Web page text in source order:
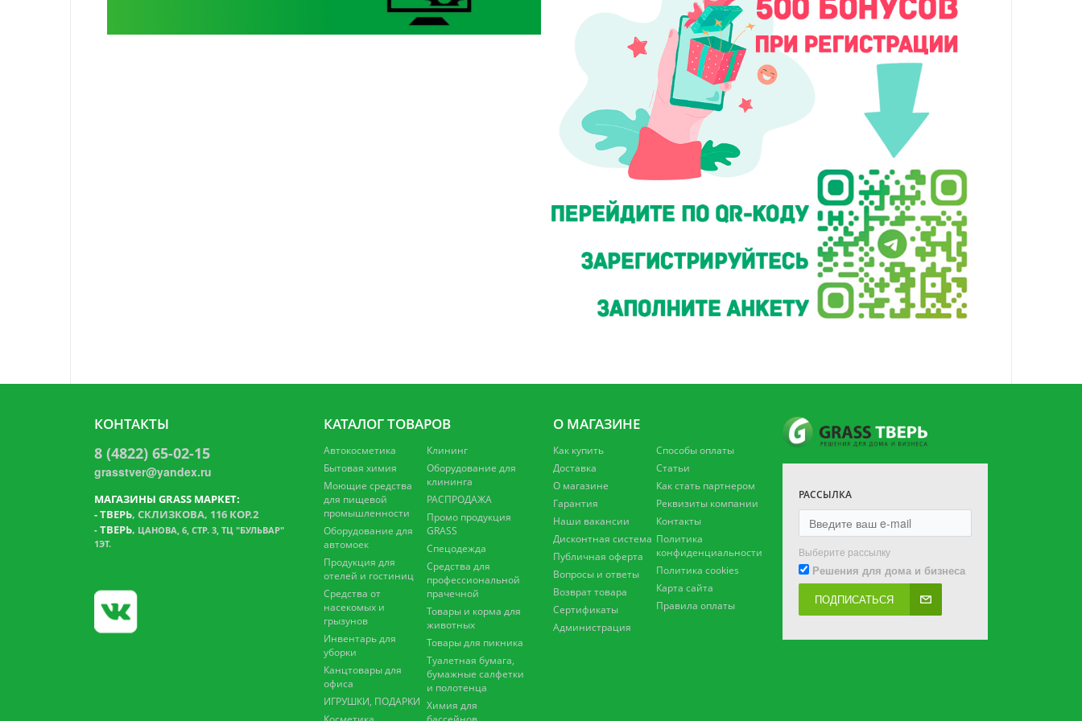
КОНТАКТЫ
8 (4822) 65-02-15
grasstver@yandex.ru
МАГАЗИНЫ GRASS МАРКЕТ:
-ТВЕРЬ, СКЛИЗКОВА, 116 КОР.2
- ТВЕРЬ, ЦАНОВА, 6, СТР. 3, ТЦ "БУЛЬВАР"
1ЭТ.
КАТАЛОГ ТОВАРОВ
Автокосметика
Бытовая химия
Моющие средства
для пищевой
промышленности
Оборудование для
автомоек
Продукция для
отелей и гостиниц
Средства от
насекомых и
грызунов
Инвентарь для
уборки
Канцтовары для
офиса
ИГРУШКИ, ПОДАРКИ
Клининг
Оборудование для
клининга
РАСПРОДАЖА
Промо продукция
GRASS
Спецодежда
Средства для
профессиональной
прачечной
Товары и корма для
животных
Товары для пикника
Туалетная бумага,
бумажные салфетки
и полотенца
Химия для
О МАГАЗИНЕ
Как купить
Доставка
О магазине
Гарантия
Наши вакансии
Дисконтная система
Публичная оферта
Вопросы и ответы
Возврат товара
Сертификаты
Администрация
Способы оплаты
Статьи
Как стать партнером
Реквизиты компании
Контакты
Политика
конфиденциальности
Политика cookies
Карта сайта
Правила оплаты
РАССЫЛКА
Выберите рассылку
Решения для дома и бизнеса
ПОДПИСАТЬСЯ